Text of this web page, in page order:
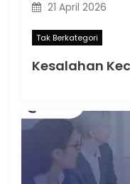
21 April 2026
Tak Berkategori